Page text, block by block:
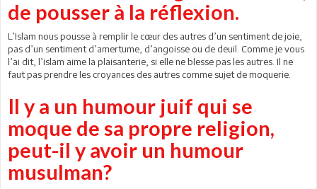
de pousser à la réflexion.
L’Islam nous pousse à remplir le cœur des autres d’un sentiment de joie,
pas d’un sentiment d’amertume, d’angoisse ou de deuil. Comme je vous
l’ai dit, l’islam aime la plaisanterie, si elle ne blesse pas les autres. Il ne
faut pas prendre les croyances des autres comme sujet de moquerie.
Il y a un humour juif qui se
moque de sa propre religion,
peut-il y avoir un humour
musulman?